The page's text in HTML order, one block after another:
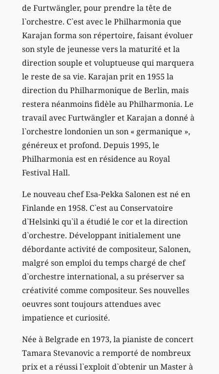
de Furtwängler, pour prendre la tête de
l`orchestre. C`est avec le Philharmonia que
Karajan forma son répertoire, faisant évoluer
son style de jeunesse vers la maturité et la
direction souple et voluptueuse qui marquera
le reste de sa vie. Karajan prit en 1955 la
direction du Philharmonique de Berlin, mais
restera néanmoins fidèle au Philharmonia. Le
travail avec Furtwängler et Karajan a donné à
l`orchestre londonien un son « germanique »,
généreux et profond. Depuis 1995, le
Philharmonia est en résidence au Royal
Festival Hall.
Le nouveau chef Esa-Pekka Salonen est né en
Finlande en 1958. C`est au Conservatoire
d`Helsinki qu`il a étudié le cor et la direction
d`orchestre. Développant initialement une
débordante activité de compositeur, Salonen,
malgré son emploi du temps chargé de chef
d`orchestre international, a su préserver sa
créativité comme compositeur. Ses nouvelles
oeuvres sont toujours attendues avec
impatience et curiosité.
Née à Belgrade en 1973, la pianiste de concert
Tamara Stevanovic a remporté de nombreux
prix et a réussi l`exploit d`obtenir un Master à